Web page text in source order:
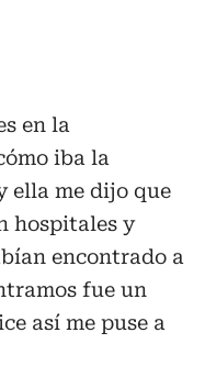
en la
iba la
ella me dijo que
hospitales y
encontrado a
fue un
así me puse a